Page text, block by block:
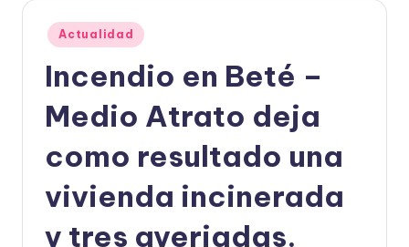
d
Publicado
en
Actualidad
Incendio en Beté –
Medio Atrato deja
como resultado una
vivienda incinerada
y tres averiadas.